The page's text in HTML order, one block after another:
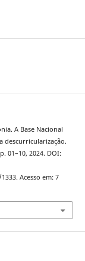
A Base Nacional
descurricularização.
01–10, 2024. DOI:
Acesso em: 7